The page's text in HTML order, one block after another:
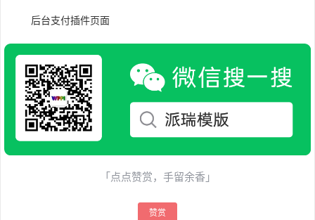
后台支付插件页面
「点点赞赏，手留余香」
赞赏